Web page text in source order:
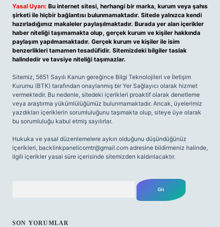
Yasal Uyarı: Bu internet sitesi, herhangi bir marka, kurum veya şahıs
şirketi ile hiçbir bağlantısı bulunmamaktadır. Sitede yalnızca kendi
hazırladığımız makaleler paylaşılmaktadır. Burada yer alan içerikler
haber niteliği taşımamakta olup, gerçek kurum ve kişiler hakkında
paylaşım yapılmamaktadır. Gerçek kurum ve kişiler ile isim
benzerlikleri tamamen tesadüfidir. Sitemizdeki bilgiler taslak
halindedir ve tavsiye niteliği taşımazlar.
Sitemiz, 5651 Sayılı Kanun gereğince Bilgi Teknolojileri ve İletişim
Kurumu (BTK) tarafından onaylanmış bir Yer Sağlayıcı olarak hizmet
vermektedir. Bu nedenle, sitedeki içerikleri proaktif olarak denetleme
veya araştırma yükümlülüğümüz bulunmamaktadır. Ancak, üyelerimiz
yazdıkları içeriklerin sorumluluğunu taşımakta olup, siteye üye olarak
bu sorumluluğu kabul etmiş sayılırlar.
Hukuka ve yasal düzenlemelere aykırı olduğunu düşündüğünüz
içerikleri, backlinkpanelicomtr@gmail.com adresine bildirmeniz halinde,
ilgili içerikler yasal süre içerisinde sitemizden kaldırılacaktır.
SON YORUMLAR